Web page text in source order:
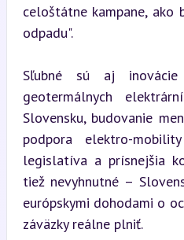
celoštátne kampane, ako
odpadu".
Sľubné sú aj
geotermálnych
Slovensku, budovanie
podpora elektro-
legislatíva a prísnejšia
tiež nevyhnutné –
európskymi dohodami o
záväzky reálne plniť.